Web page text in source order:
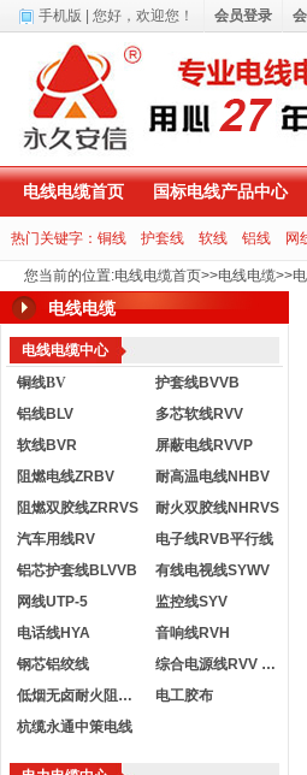
电线电缆首页 国标电线产品中心
热门关键字： 铜线 护套线 软线 铝线 网
您当前的位置:电线电缆首页>>电线电缆>>
电线电缆
电线电缆中心
铜线BV
护套线BVVB
铝线BLV
多芯软线RVV
软线BVR
屏蔽电线RVVP
阻燃电线ZRBV
耐高温电线NHBV
阻燃双胶线ZRRVS
耐火双胶线NHRVS
汽车用线RV
电子线RVB平行线
铝芯护套线BLVVB
有线电视线SYWV
网线UTP-5
监控线SYV
电话线HYA
音响线RVH
钢芯铝绞线
综合电源线RVV KVVR
低烟无卤耐火阻燃电线
电工胶布
杭缆永通中策电线
手机版 | 您好， 欢迎您！ 会员登录